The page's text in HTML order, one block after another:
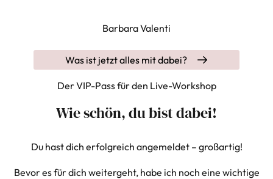
Barbara Valenti
Was ist jetzt alles mit dabei?
Der VIP-Pass für den Live-Workshop
Wie schön, du bist dabei!
Du hast dich erfolgreich angemeldet – großartig!
Bevor es für dich weitergeht, habe ich noch eine wichtige